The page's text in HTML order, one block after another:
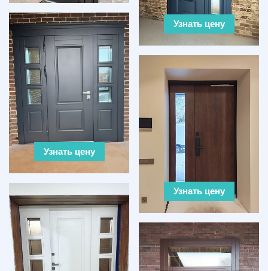
Узнать цену
Узнать цену
Узнать цену